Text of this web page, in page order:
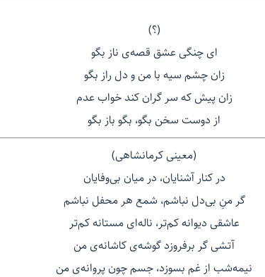
(؟)
ای چنگی عشق قصه‌ی ناز بگو
زان چشم سیه با من و دل راز بگو
زان پیش که سر گران کند خواب عدم
از دوست سخن بگو، بگو باز بگو
(معینی کرمانشاهی)
در کنار آشنایان، در میان بی‌وفایان
گر منِ بی‌دل نباشم، شمع هر محفل نباشم
عاشقی دیوانه کم‌تر، ناله‌ای مستانه کم‌تر
آتشی گر برفروزد گوشه‌ی کاشانه‌ی من
نیمه‌شب از غم بسوزد، جسم چون پروانه‌ی من